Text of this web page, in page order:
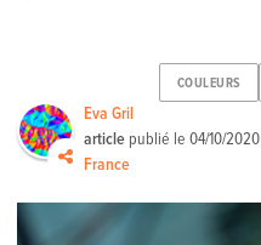
COULEURS
Eva Gril
article publié le04/10/2020
France